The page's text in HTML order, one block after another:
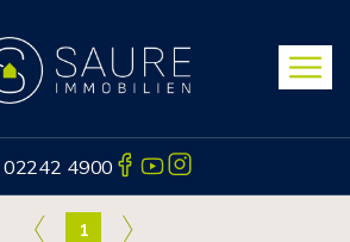
02242 4900
1